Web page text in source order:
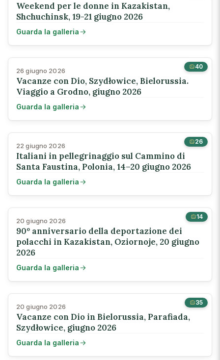
Weekend per le donne in Kazakistan,
Shchuchinsk, 19-21 giugno 2026
Guarda la galleria
40
26 giugno 2026
Vacanze con Dio, Szydłowice, Bielorussia.
Viaggio a Grodno, giugno 2026
Guarda la galleria
26
22 giugno 2026
Italiani in pellegrinaggio sul Cammino di
Santa Faustina, Polonia, 14–20 giugno 2026
Guarda la galleria
14
20 giugno 2026
90º anniversario della deportazione dei
polacchi in Kazakistan, Oziornoje, 20 giugno
2026
Guarda la galleria
35
20 giugno 2026
Vacanze con Dio in Bielorussia, Parafiada,
Szydłowice, giugno 2026
Guarda la galleria